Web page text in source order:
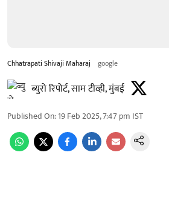
Chhatrapati Shivaji Maharaj google
ब्युरो रिपोर्ट, साम टीव्ही, मुंबई
Published On:19 Feb 2025, 7:47 pm IST